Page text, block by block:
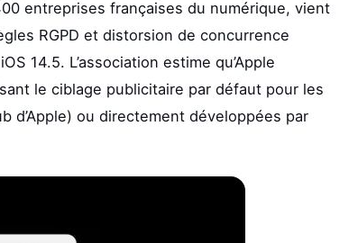
entreprises françaises du numérique, vient
RGPD et distorsion de concurrence
14.5. L’association estime qu’Apple
le ciblage publicitaire par défaut pour les
d’Apple) ou directement développées par